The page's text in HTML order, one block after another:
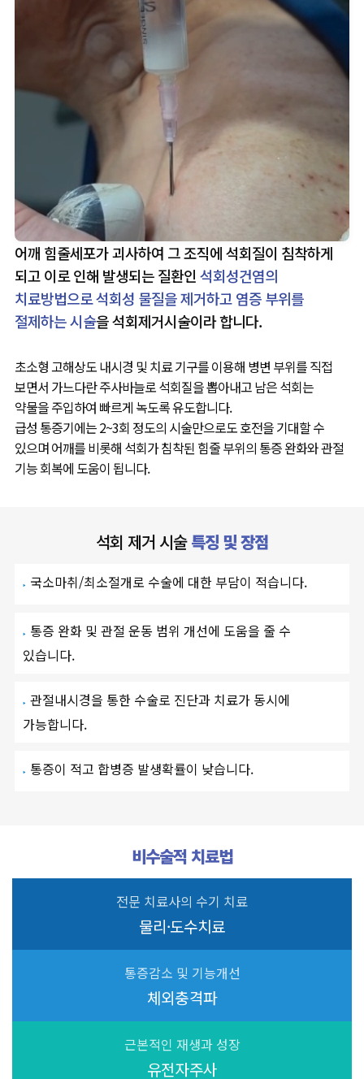
어깨 힘줄세포가 괴사하여 그 조직에 석회질이 침착하게
되고 이로 인해 발생되는 질환인 석회성건염의
치료방법으로 석회성 물질을 제거하고 염증 부위를
절제하는 시술을 석회제거시술이라 합니다.
초소형 고해상도 내시경 및 치료 기구를 이용해 병변 부위를 직접
보면서 가느다란 주사바늘로 석회질을 뽑아내고 남은 석회는
약물을 주입하여 빠르게 녹도록 유도합니다.
급성 통증기에는 2~3회 정도의 시술만으로도 호전을 기대할 수
있으며 어깨를 비롯해 석회가 침착된 힘줄 부위의 통증 완화와 관절
기능 회복에 도움이 됩니다.
석회 제거 시술특징 및 장점
국소마취/최소절개로 수술에 대한 부담이 적습니다.
통증 완화 및 관절 운동 범위 개선에 도움을 줄 수
있습니다.
관절내시경을 통한 수술로 진단과 치료가 동시에
가능합니다.
통증이 적고 합병증 발생확률이 낮습니다.
비수술적 치료법
전문 치료사의 수기 치료
물리·도수치료
통증감소 및 기능개선
체외충격파
근본적인 재생과 성장
유전자주사